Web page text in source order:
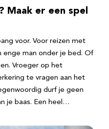
Maak er een spel
voor. Voor reizen met
enge man onder je bed. Of
Vroeger op het
te vragen aan het
durf je geen
je baas. Een heel…